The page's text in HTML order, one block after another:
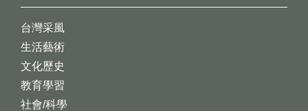
台灣采風
生活藝術
文化歷史
教育學習
社會/科學